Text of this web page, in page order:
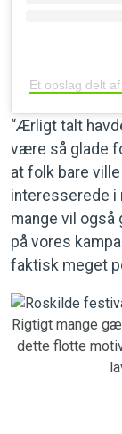
Et opslag delt
“Ærligt talt
være så glade
at folk bare
interesserede i
mange vil
på vores
faktisk meget
Rigtigt mange
dette flotte